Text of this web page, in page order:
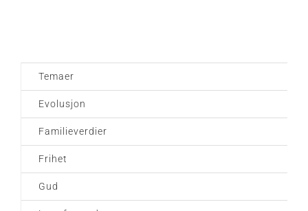
Temaer
Evolusjon
Familieverdier
Frihet
Gud